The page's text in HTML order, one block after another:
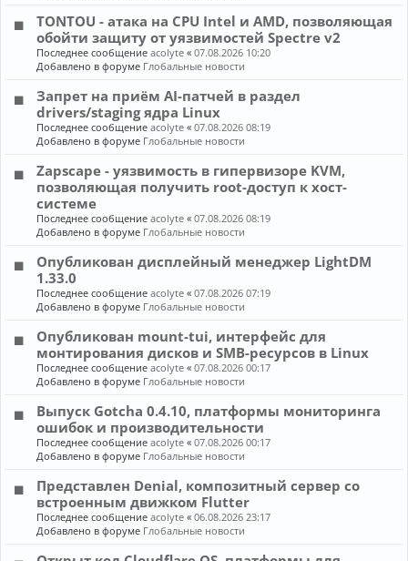
TONTOU - атака на CPU Intel и AMD, позволяющая
обойти защиту от уязвимостей Spectre v2
Последнее сообщениеacolyte «07.08.2026 10:20
Добавлено в форуме Глобальные новости
Запрет на приём AI-патчей в раздел
drivers/staging ядра Linux
Последнее сообщениеacolyte «07.08.2026 08:19
Добавлено в форуме Глобальные новости
Zapscape - уязвимость в гипервизоре KVM,
позволяющая получить root-доступ к хост-
системе
Последнее сообщениеacolyte «07.08.2026 08:19
Добавлено в форуме Глобальные новости
Опубликован дисплейный менеджер LightDM
1.33.0
Последнее сообщениеacolyte «07.08.2026 07:19
Добавлено в форуме Глобальные новости
Опубликован mount-tui, интерфейс для
монтирования дисков и SMB-ресурсов в Linux
Последнее сообщениеacolyte «07.08.2026 00:17
Добавлено в форуме Глобальные новости
Выпуск Gotcha 0.4.10, платформы мониторинга
ошибок и производительности
Последнее сообщениеacolyte «07.08.2026 00:17
Добавлено в форуме Глобальные новости
Представлен Denial, композитный сервер со
встроенным движком Flutter
Последнее сообщениеacolyte «06.08.2026 23:17
Добавлено в форуме Глобальные новости